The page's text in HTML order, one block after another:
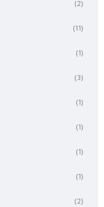
(2)
(11)
(1)
(3)
(1)
(1)
(1)
(1)
(2)